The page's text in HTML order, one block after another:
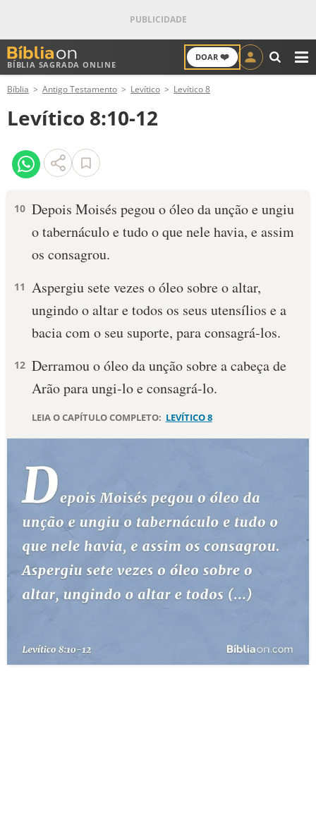
BÍBLIA SAGRADA ONLINE
DOAR ❤️
ANTIGO TESTAMENTO
NOVO TESTAMENTO
VERSÍCULOS
PALAVRA DO DIA
DEVOCIONAL DIÁRIO
10 MANDAMENTOS
ESBOÇOS DE PREGAÇÃO
PERGUNTE À BÍBLIA
TERMO BÍBLICO JOGOS
QUEM SOMOS
LOJA BÍBLIAON
Bíblia Antigo Testamento Levítico Levítico 8
Levítico 8:10-12
10 Depois Moisés pegou o óleo da unção e ungiu
o tabernáculo e tudo o que nele havia, e assim
os consagrou.
11 Aspergiu sete vezes o óleo sobre o altar,
ungindo o altar e todos os seus utensílios e a
bacia com o seu suporte, para consagrá-los.
12 Derramou o óleo da unção sobre a cabeça de
Arão para ungi-lo e consagrá-lo.
LEIA O CAPÍTULO COMPLETO: LEVÍTICO 8